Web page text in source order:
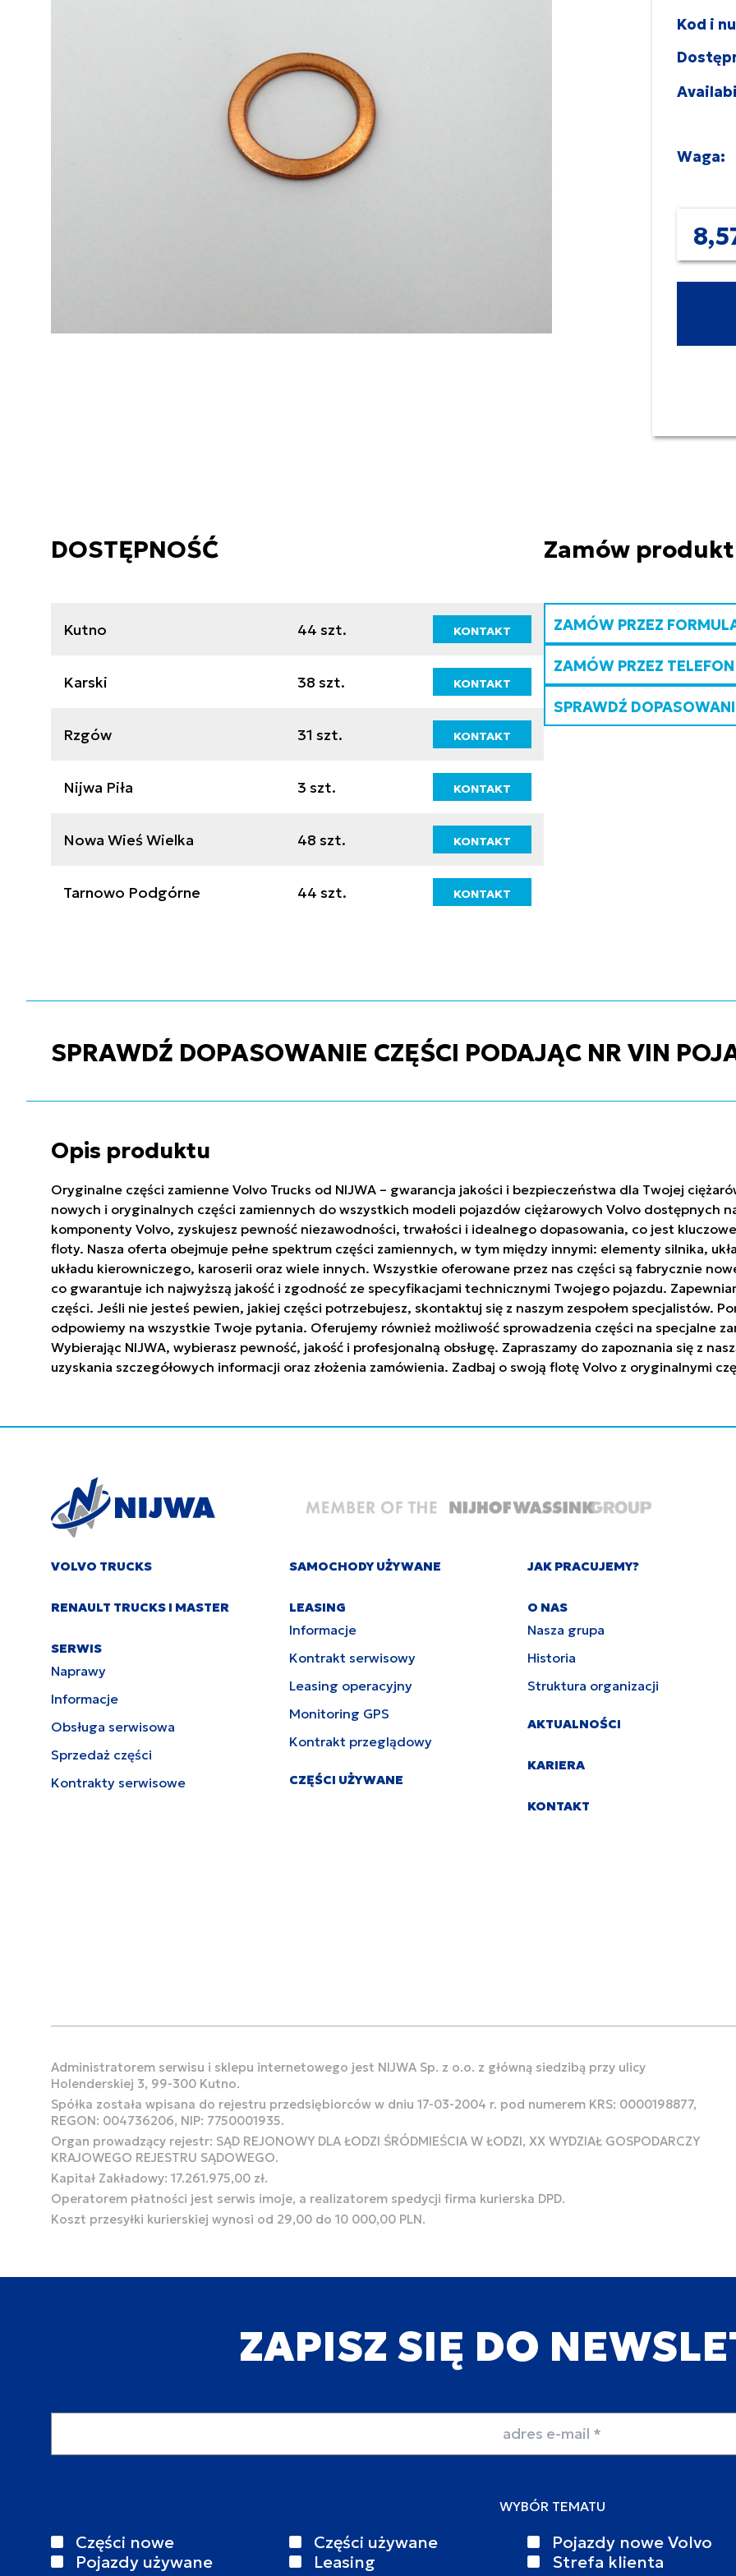
Kod i
Waga:
DOSTĘPNOŚĆ
Kutno 44 szt. KONTAKT
Karski 38 szt. KONTAKT
Rzgów 31 szt. KONTAKT
Nijwa Piła 3 szt. KONTAKT
Nowa Wieś Wielka 48 szt. KONTAKT
Tarnowo Podgórne 44 szt. KONTAKT
Zamów produkt
ZAMÓW PRZEZ
ZAMÓW PRZEZ TELEFON
SPRAWDŹ
SPRAWDŹ DOPASOWANIE CZĘŚCI PODAJĄC NR VIN
Opis produktu
Oryginalne części zamienne Volvo Trucks od NIJWA – gwarancja jakości i bezpieczeństwa dla Twojej
nowych i oryginalnych części zamiennych do wszystkich modeli pojazdów ciężarowych Volvo dostępnych
komponenty Volvo, zyskujesz pewność niezawodności, trwałości i idealnego dopasowania, co jest
floty. Nasza oferta obejmuje pełne spektrum części zamiennych, w tym między innymi: elementy silnika,
układu kierowniczego, karoserii oraz wiele innych. Wszystkie oferowane przez nas części są fabrycznie
co gwarantuje ich najwyższą jakość i zgodność ze specyfikacjami technicznymi Twojego pojazdu.
części. Jeśli nie jesteś pewien, jakiej części potrzebujesz, skontaktuj się z naszym zespołem specjalistów.
odpowiemy na wszystkie Twoje pytania. Oferujemy również możliwość sprowadzenia części na specjalne
Wybierając NIJWA, wybierasz pewność, jakość i profesjonalną obsługę. Zapraszamy do zapoznania się z
uzyskania szczegółowych informacji oraz złożenia zamówienia. Zadbaj o swoją flotę Volvo z oryginalnymi
VOLVO TRUCKS
RENAULT TRUCKS I MASTER
SERWIS
Naprawy
Informacje
Obsługa serwisowa
Sprzedaż części
Kontrakty serwisowe
SAMOCHODY UŻYWANE
LEASING
Informacje
Kontrakt serwisowy
Leasing operacyjny
Monitoring GPS
Kontrakt przeglądowy
CZĘŚCI UŻYWANE
JAK PRACUJEMY?
O NAS
Nasza grupa
Historia
Struktura organizacji
AKTUALNOŚCI
KARIERA
KONTAKT
Administratorem serwisu i sklepu internetowego jest NIJWA Sp. z o.o. z główną siedzibą przy ulicy
Holenderskiej 3, 99-300 Kutno.
Spółka została wpisana do rejestru przedsiębiorców w dniu 17-03-2004 r. pod numerem KRS: 0000198877,
REGON: 004736206, NIP: 7750001935.
Organ prowadzący rejestr: SĄD REJONOWY DLA ŁODZI ŚRÓDMIEŚCIA W ŁODZI, XX WYDZIAŁ GOSPODARCZY
KRAJOWEGO REJESTRU SĄDOWEGO.
Kapitał Zakładowy: 17.261.975,00 zł.
Operatorem płatności jest serwis imoje, a realizatorem spedycji firma kurierska DPD.
Koszt przesyłki kurierskiej wynosi od 29,00 do 10 000,00 PLN.
ZAPISZ SIĘ DO
WYBÓR TEMATU
Części nowe Części używane
Pojazdy nowe Volvo
Pojazdy używane
Leasing Strefa klienta